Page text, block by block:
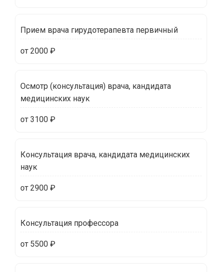
Прием врача гирудотерапевта первичный
от 2000 ₽
Осмотр (консультация) врача, кандидата
медицинских наук
от 3100 ₽
Консультация врача, кандидата медицинских
наук
от 2900 ₽
Консультация профессора
от 5500 ₽